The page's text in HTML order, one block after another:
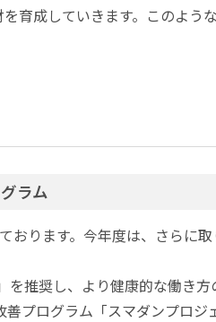
育成していきます。このよう
ラム
ります。今年度は、さらに
推奨し、より健康的な働き
プログラム「スマダンプロ